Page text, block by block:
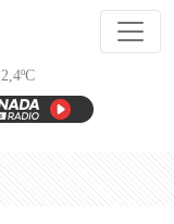
2,4ºC